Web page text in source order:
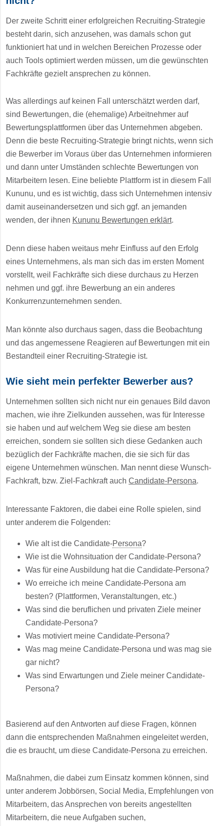
Der zweite Schritt einer erfolgreichen Recruiting-Strategie
besteht darin, sich anzusehen, was damals schon gut
funktioniert hat und in welchen Bereichen Prozesse oder
auch Tools optimiert werden müssen, um die gewünschten
Fachkräfte gezielt ansprechen zu können.
Was allerdings auf keinen Fall unterschätzt werden darf,
sind Bewertungen, die (ehemalige) Arbeitnehmer auf
Bewertungsplattformen über das Unternehmen abgeben.
Denn die beste Recruiting-Strategie bringt nichts, wenn sich
die Bewerber im Voraus über das Unternehmen informieren
und dann unter Umständen schlechte Bewertungen von
Mitarbeitern lesen. Eine beliebte Plattform ist in diesem Fall
Kununu, und es ist wichtig, dass sich Unternehmen intensiv
damit auseinandersetzen und sich ggf. an jemanden
wenden, der ihnen Kununu Bewertungen erklärt.
Denn diese haben weitaus mehr Einfluss auf den Erfolg
eines Unternehmens, als man sich das im ersten Moment
vorstellt, weil Fachkräfte sich diese durchaus zu Herzen
nehmen und ggf. ihre Bewerbung an ein anderes
Konkurrenzunternehmen senden.
Man könnte also durchaus sagen, dass die Beobachtung
und das angemessene Reagieren auf Bewertungen mit ein
Bestandteil einer Recruiting-Strategie ist.
Wie sieht mein perfekter Bewerber aus?
Unternehmen sollten sich nicht nur ein genaues Bild davon
machen, wie ihre Zielkunden aussehen, was für Interesse
sie haben und auf welchem Weg sie diese am besten
erreichen, sondern sie sollten sich diese Gedanken auch
bezüglich der Fachkräfte machen, die sie sich für das
eigene Unternehmen wünschen. Man nennt diese Wunsch-
Fachkraft, bzw. Ziel-Fachkraft auch Candidate-Persona.
Interessante Faktoren, die dabei eine Rolle spielen, sind
unter anderem die Folgenden:
Wie alt ist die Candidate-Persona?
Wie ist die Wohnsituation der Candidate-Persona?
Was für eine Ausbildung hat die Candidate-Persona?
Wo erreiche ich meine Candidate-Persona am
besten? (Plattformen, Veranstaltungen, etc.)
Was sind die beruflichen und privaten Ziele meiner
Candidate-Persona?
Was motiviert meine Candidate-Persona?
Was mag meine Candidate-Persona und was mag sie
gar nicht?
Was sind Erwartungen und Ziele meiner Candidate-
Persona?
Basierend auf den Antworten auf diese Fragen, können
dann die entsprechenden Maßnahmen eingeleitet werden,
die es braucht, um diese Candidate-Persona zu erreichen.
Maßnahmen, die dabei zum Einsatz kommen können, sind
unter anderem Jobbörsen, Social Media, Empfehlungen von
Mitarbeitern, das Ansprechen von bereits angestellten
Mitarbeitern, die neue Aufgaben suchen,